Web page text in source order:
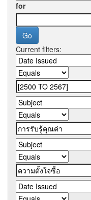
for
Current filters: